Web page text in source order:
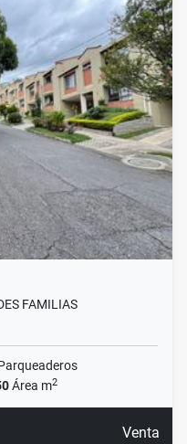
FAMILIAS
Área m2
Venta